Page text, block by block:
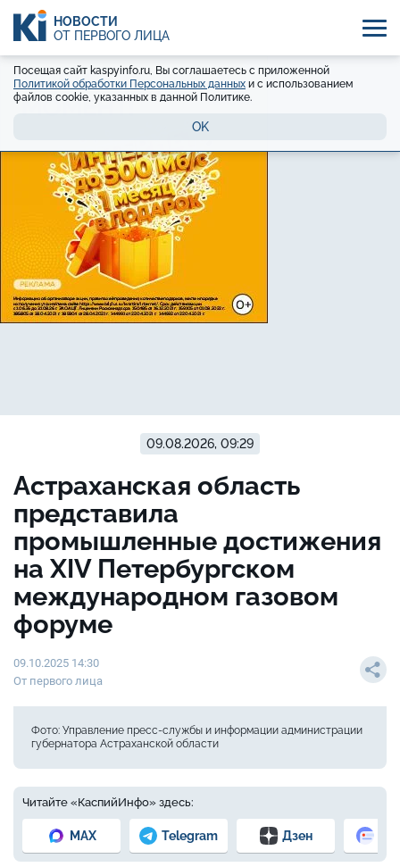
НОВОСТИ
ОТ ПЕРВОГО ЛИЦА
Посещая сайт kaspyinfo.ru, Вы соглашаетесь с приложенной
Политикой обработки Персональных данных и с использованием
файлов cookie, указанных в данной Политике.
OK
09.08.2026, 09:29
Астраханская область
представила
промышленные достижения
на XIV Петербургском
международном газовом
форуме
09.10.2025 14:30
От первого лица
Фото: Управление пресс-службы и информации администрации
губернатора Астраханской области
Читайте «КаспийИнфо» здесь:
MAX Telegram Дзен